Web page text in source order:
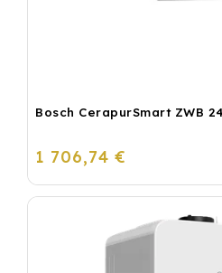
Bosch CerapurSmart ZWB
1 706,74 €